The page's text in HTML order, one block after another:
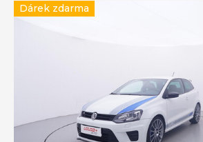
Dárek zdarma